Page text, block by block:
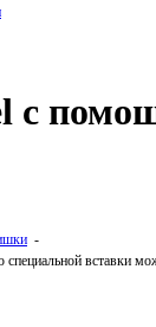
с
-
вставки